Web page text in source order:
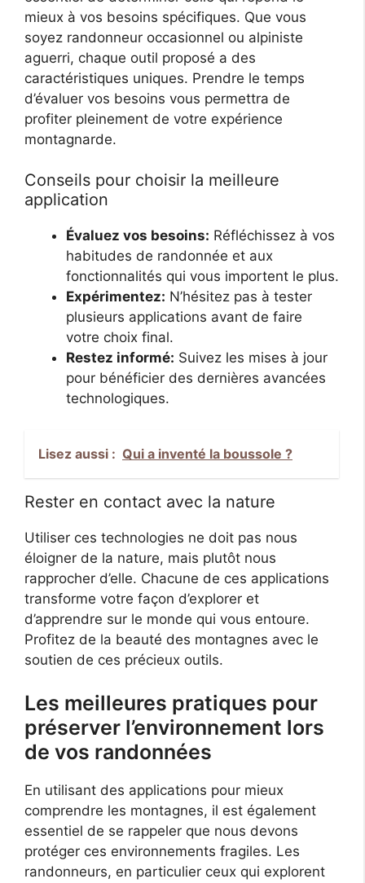
mieux à vos besoins spécifiques. Que vous
soyez randonneur occasionnel ou alpiniste
aguerri, chaque outil proposé a des
caractéristiques uniques. Prendre le temps
d’évaluer vos besoins vous permettra de
profiter pleinement de votre expérience
montagnarde.
Conseils pour choisir la meilleure
application
Évaluez vos besoins: Réfléchissez à vos
habitudes de randonnée et aux
fonctionnalités qui vous importent le plus.
Expérimentez: N’hésitez pas à tester
plusieurs applications avant de faire
votre choix final.
Restez informé: Suivez les mises à jour
pour bénéficier des dernières avancées
technologiques.
Lisez aussi : Qui a inventé la boussole ?
Rester en contact avec la nature
Utiliser ces technologies ne doit pas nous
éloigner de la nature, mais plutôt nous
rapprocher d’elle. Chacune de ces applications
transforme votre façon d’explorer et
d’apprendre sur le monde qui vous entoure.
Profitez de la beauté des montagnes avec le
soutien de ces précieux outils.
Les meilleures pratiques pour
préserver l’environnement lors
de vos randonnées
En utilisant des applications pour mieux
comprendre les montagnes, il est également
essentiel de se rappeler que nous devons
protéger ces environnements fragiles. Les
randonneurs, en particulier ceux qui explorent